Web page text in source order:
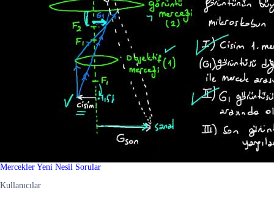
Mercekler Yeni Nesil Sorular
Kullanıcılar